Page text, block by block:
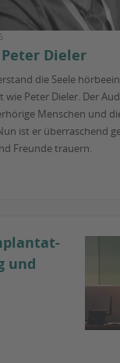
Dieler
die Seele
wie Peter Dieler. Der
Menschen und
ist er überraschend
Freunde trauern.
und